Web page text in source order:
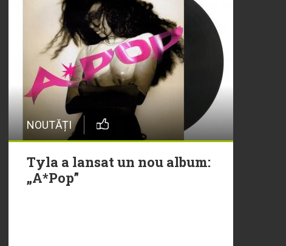
NOUTĂȚI
Tyla a lansat un nou album:
„A*Pop”